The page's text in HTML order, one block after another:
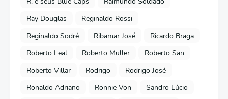
Ray Douglas
Reginaldo Rossi
Reginaldo Sodré
Ribamar José
Ricardo Braga
Roberto Leal
Roberto Muller
Roberto San
Roberto Villar
Rodrigo
Rodrigo José
Ronaldo Adriano
Ronnie Von
Sandro Lúcio